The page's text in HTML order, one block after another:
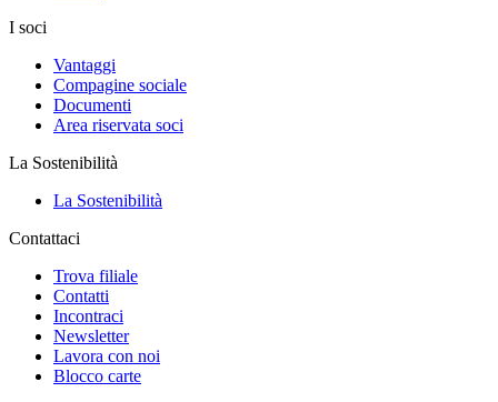
I soci
Vantaggi
Compagine sociale
Documenti
Area riservata soci
La Sostenibilità
La Sostenibilità
Contattaci
Trova filiale
Contatti
Incontraci
Newsletter
Lavora con noi
Blocco carte